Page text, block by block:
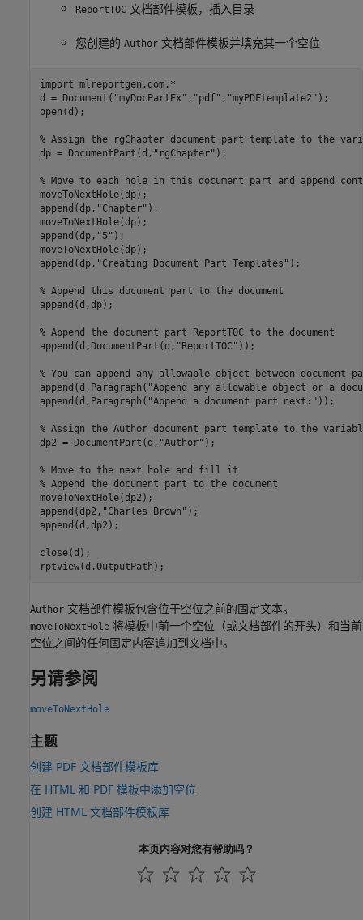
ReportTOC 文档部件模板，插入目录
您创建的 Author 文档部件模板并填充其一个空位
import mlreportgen.dom.*
d = Document( "myDocPartEx" , "pdf" , "myPDFtemplate2" );
open(d);
% Assign the rgChapter document part template to the
dp = DocumentPart(d, "rgChapter" );
% Move to each hole in this document part and append
moveToNextHole(dp);
append(dp, "Chapter" );
moveToNextHole(dp);
append(dp, "5" );
moveToNextHole(dp);
append(dp, "Creating Document Part Templates" );
% Append this document part to the document
append(d,dp);
% Append the document part ReportTOC to the document
append(d,DocumentPart(d, "ReportTOC" ));
% You can append any allowable object between document
append(d,Paragraph( "Append any allowable object or a
append(d,Paragraph( "Append a document part next:" ));
% Assign the Author document part template to the
dp2 = DocumentPart(d, "Author" );
% Move to the next hole and fill it
% Append the document part to the document
moveToNextHole(dp2);
append(dp2, "Charles Brown" );
append(d,dp2);
close(d);
rptview(d.OutputPath);
Author 文档部件模板包含位于空位之前的固定文本。
moveToNextHole 将模板中前一个空位（或文档部件的开头）和当前
空位之间的任何固定内容追加到文档中。
另请参阅
moveToNextHole
主题
创建 PDF 文档部件模板库
在 HTML 和 PDF 模板中添加空位
创建 HTML 文档部件模板库
本页内容对您有帮助吗？